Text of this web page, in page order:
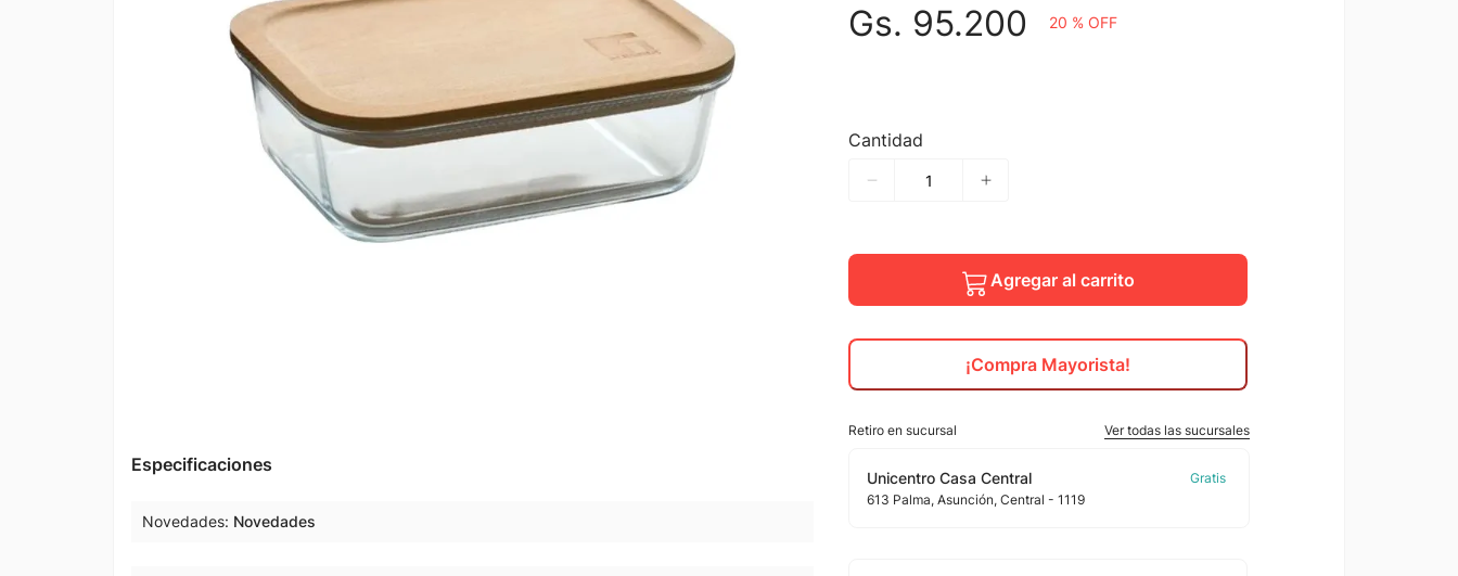
Especificaciones
Novedades Novedades
Gs. 95.200 20 % OFF
Cantidad
Agregar al carrito
¡Compra Mayorista!
Retiro en sucursal Ver todas las sucursales
Unicentro Casa Central
613 Palma, Asunción, Central - 1119